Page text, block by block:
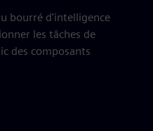
bourré d'intelligence
les tâches de
des composants